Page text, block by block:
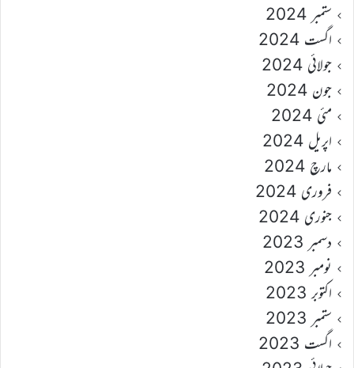
ستمبر 2024
اگست 2024
جولائی 2024
جون 2024
مئی 2024
اپریل 2024
مارچ 2024
فروری 2024
جنوری 2024
دسمبر 2023
نومبر 2023
اکتوبر 2023
ستمبر 2023
اگست 2023